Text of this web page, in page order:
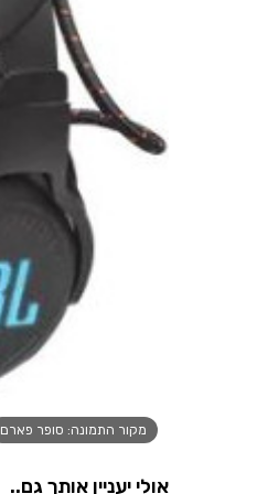
מקור התמונה: סופר פארם
אולי יעניין אותך גם..